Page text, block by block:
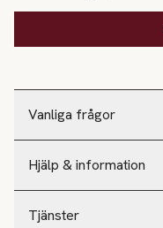
Vanliga frågor
Hjälp & information
Tjänster